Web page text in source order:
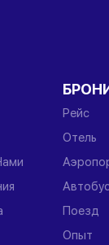
Рейс
Отель
Поезд
Опыт